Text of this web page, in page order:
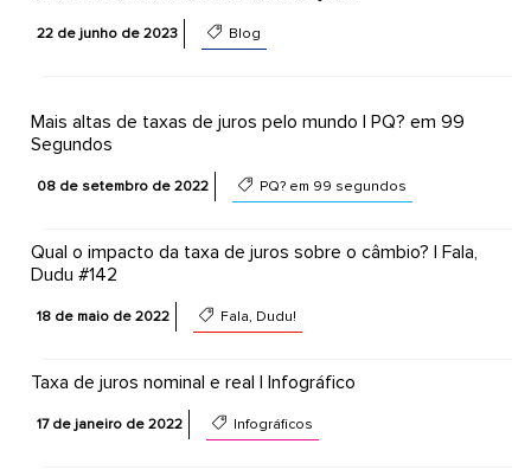
22 de junho de 2023 Blog
Mais altas de taxas de juros pelo mundo | PQ? em 99
Segundos
08 de setembro de 2022 PQ? em 99 segundos
Qual o impacto da taxa de juros sobre o câmbio? | Fala,
Dudu #142
18 de maio de 2022 Fala, Dudu!
Taxa de juros nominal e real | Infográfico
17 de janeiro de 2022 Infográficos